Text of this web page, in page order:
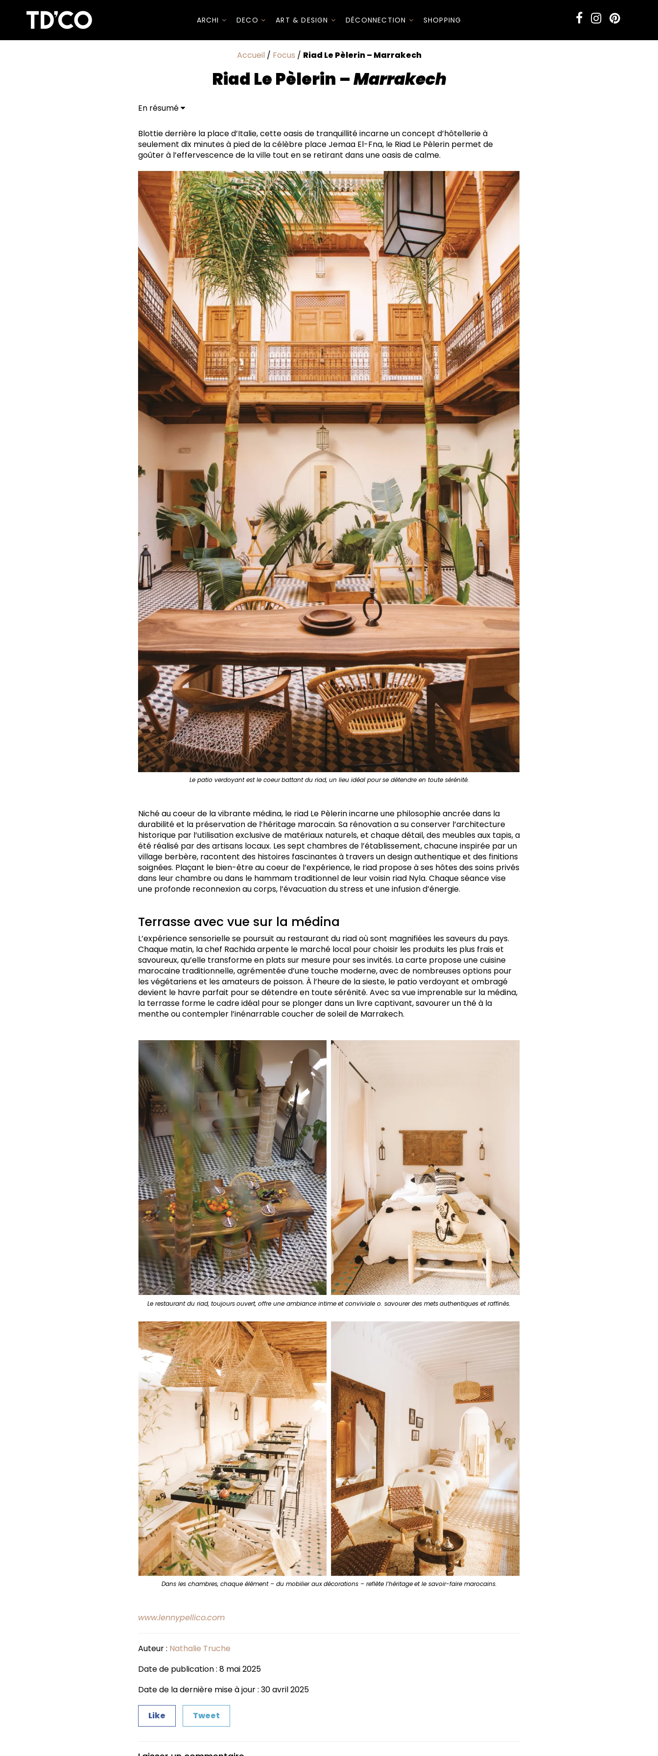
ARCHI DECO ART & DESIGN DÉCONNECTION SHOPPING
Accueil / Focus / Riad Le Pèlerin – Marrakech
Riad Le Pèlerin –Marrakech
En résumé
Blottie derrière la place d’Italie, cette oasis de tranquillité incarne un concept d’hôtellerie à
seulement dix minutes à pied de la célèbre place Jemaa El-Fna, le Riad Le Pèlerin permet de
goûter à l’effervescence de la ville tout en se retirant dans une oasis de calme.
Le patio verdoyant est le coeur battant du riad, un lieu idéal pour se détendre en toute sérénité.
Niché au coeur de la vibrante médina, le riad Le Pèlerin incarne une philosophie ancrée dans la
durabilité et la préservation de l’héritage marocain. Sa rénovation a su conserver l’architecture
historique par l’utilisation exclusive de matériaux naturels, et chaque détail, des meubles aux tapis, a
été réalisé par des artisans locaux. Les sept chambres de l’établissement, chacune inspirée par un
village berbère, racontent des histoires fascinantes à travers un design authentique et des finitions
soignées. Plaçant le bien-être au coeur de l’expérience, le riad propose à ses hôtes des soins privés
dans leur chambre ou dans le hammam traditionnel de leur voisin riad Nyla. Chaque séance vise
une profonde reconnexion au corps, l’évacuation du stress et une infusion d’énergie.
Terrasse avec vue sur la médina
L’expérience sensorielle se poursuit au restaurant du riad où sont magnifiées les saveurs du pays.
Chaque matin, la chef Rachida arpente le marché local pour choisir les produits les plus frais et
savoureux, qu’elle transforme en plats sur mesure pour ses invités. La carte propose une cuisine
marocaine traditionnelle, agrémentée d’une touche moderne, avec de nombreuses options pour
les végétariens et les amateurs de poisson. À l’heure de la sieste, le patio verdoyant et ombragé
devient le havre parfait pour se détendre en toute sérénité. Avec sa vue imprenable sur la médina,
la terrasse forme le cadre idéal pour se plonger dans un livre captivant, savourer un thé à la
menthe ou contempler l’inénarrable coucher de soleil de Marrakech.
Le restaurant du riad, toujoursouvert, offre une ambiance intimeet conviviale o. savourer des metsauthentiques et raffinés.
Dans les chambres, chaque élément – du mobilier aux décorations – reflète l’héritage et le savoir-faire marocains.
www.lennypellico.com
Auteur : Nathalie Truche
Date de publication : 8 mai 2025
Date de la dernière mise à jour : 30 avril 2025
Like Tweet